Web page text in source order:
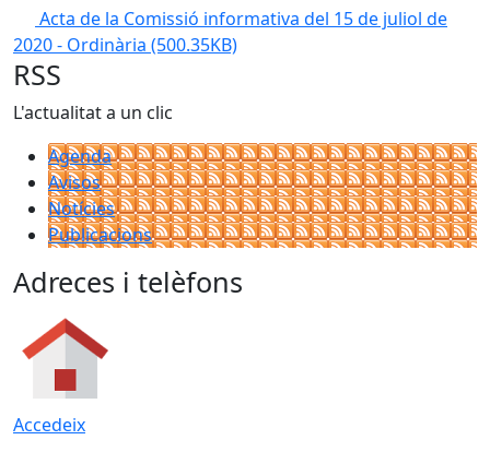
Acta de la Comissió informativa del 15 de juliol de
2020 - Ordinària (500.35KB)
RSS
L'actualitat a un clic
Agenda
Avisos
Notícies
Publicacions
Adreces i telèfons
Accedeix